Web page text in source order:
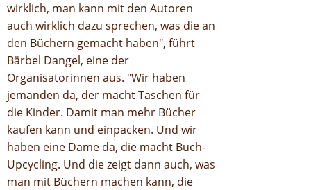
wirklich, man kann mit den Autoren
auch wirklich dazu sprechen, was die an
den Büchern gemacht haben", führt
Bärbel Dangel, eine der
Organisatorinnen aus. "Wir haben
jemanden da, der macht Taschen für
die Kinder. Damit man mehr Bücher
kaufen kann und einpacken. Und wir
haben eine Dame da, die macht Buch-
Upcycling. Und die zeigt dann auch, was
man mit Büchern machen kann, die